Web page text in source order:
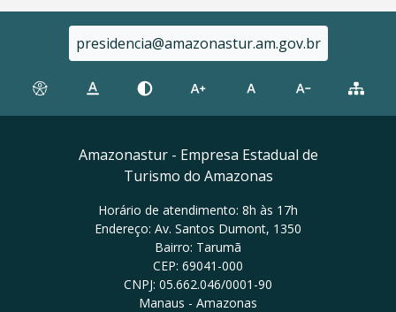
presidencia@amazonastur.am.gov.br
Amazonastur - Empresa Estadual de
Turismo do Amazonas
Horário de atendimento: 8h às 17h
Endereço: Av. Santos Dumont, 1350
Bairro: Tarumã
CEP: 69041-000
CNPJ: 05.662.046/0001-90
Manaus - Amazonas